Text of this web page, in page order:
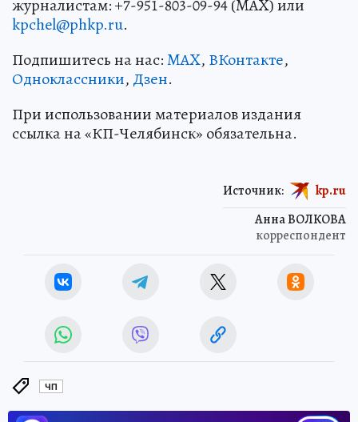
журналистам: +7-951-803-09-94 (MAX) или
kpchel@phkp.ru.
Подпишитесь на нас:MAX, ВКонтакте,
Одноклассники, Дзен.
При использовании материалов издания
ссылка на «КП-Челябинск» обязательна.
Анна ВОЛКОВА
корреспондент
Источник: kp.ru
ЧП